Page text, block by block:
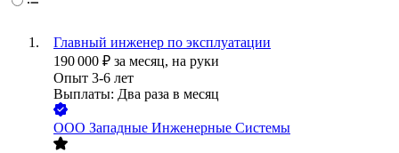
Главный инженер по эксплуатации
190 000 ₽ за месяц, на руки
Опыт 3-6 лет
Выплаты: Два раза в месяц
ООО Западные Инженерные Системы